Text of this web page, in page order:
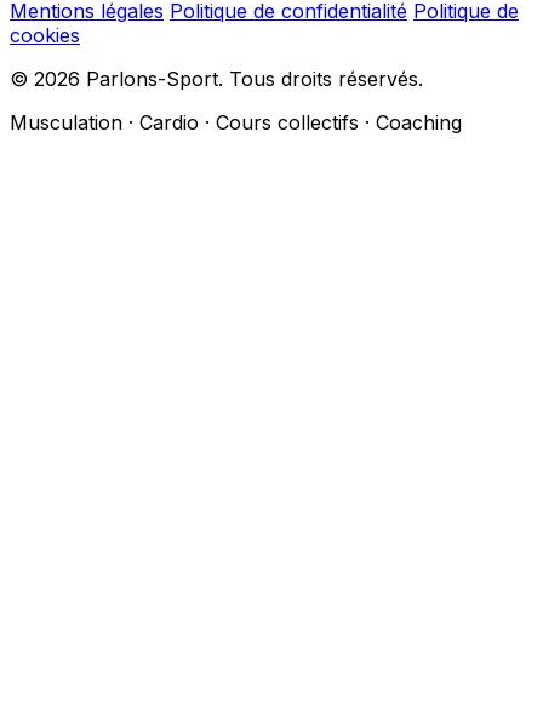
Mentions légales Politique de confidentialité Politique de
cookies
© 2026 Parlons-Sport. Tous droits réservés.
Musculation · Cardio · Cours collectifs · Coaching